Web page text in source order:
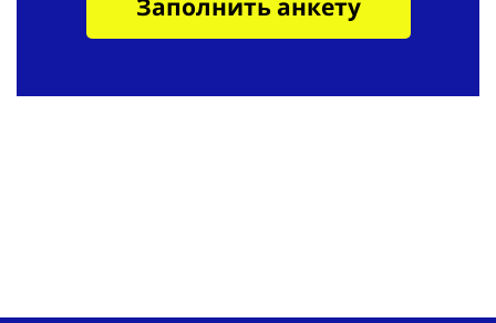
Заполнить анкету